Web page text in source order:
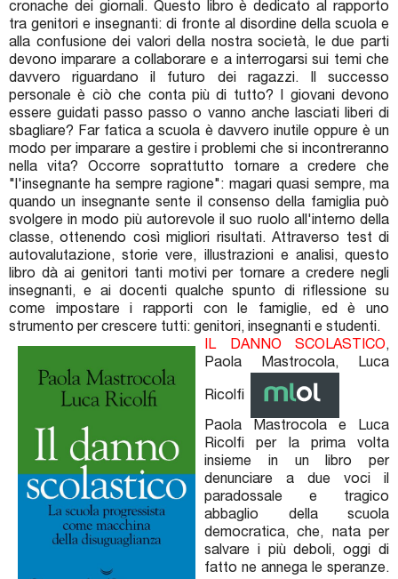
cronache dei giornali. Questo libro è dedicato al rapporto
tra genitori e insegnanti: di fronte al disordine della scuola e
alla confusione dei valori della nostra società, le due parti
devono imparare a collaborare e a interrogarsi sui temi che
davvero riguardano il futuro dei ragazzi. Il successo
personale è ciò che conta più di tutto? I giovani devono
essere guidati passo passo o vanno anche lasciati liberi di
sbagliare? Far fatica a scuola è davvero inutile oppure è un
modo per imparare a gestire i problemi che si incontreranno
nella vita? Occorre soprattutto tornare a credere che
"l'insegnante ha sempre ragione": magari quasi sempre, ma
quando un insegnante sente il consenso della famiglia può
svolgere in modo più autorevole il suo ruolo all'interno della
classe, ottenendo così migliori risultati. Attraverso test di
autovalutazione, storie vere, illustrazioni e analisi, questo
libro dà ai genitori tanti motivi per tornare a credere negli
insegnanti, e ai docenti qualche spunto di riflessione su
come impostare i rapporti con le famiglie, ed è uno
strumento per crescere tutti: genitori, insegnanti e studenti.
IL DANNO SCOLASTICO,
Paola Mastrocola, Luca
Ricolfi
Paola Mastrocola e Luca
Ricolfi per la prima volta
insieme in un libro per
denunciare a due voci il
paradossale e tragico
abbaglio della scuola
democratica, che, nata per
salvare i più deboli, oggi di
fatto ne annega le speranze.